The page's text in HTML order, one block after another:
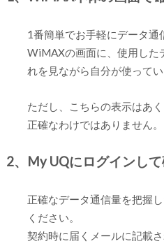
1番簡単でお手軽にデータ通
WiMAXの画面に、使用した
れを見ながら自分が使って
ただし、こちらの表示はあ
正確なわけではありません。
2、My UQにログインし
正確なデータ通信量を把握
ください。
契約時に届くメールに記載